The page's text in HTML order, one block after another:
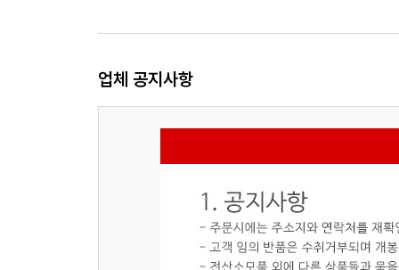
업체 공지사항